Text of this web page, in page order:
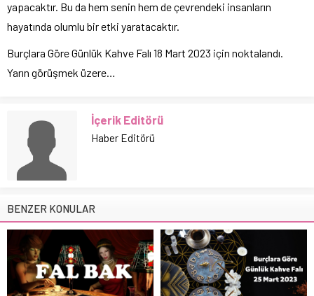
yapacaktır. Bu da hem senin hem de çevrendeki insanların
hayatında olumlu bir etki yaratacaktır.
Burçlara Göre Günlük Kahve Falı 18 Mart 2023 için noktalandı.
Yarın görüşmek üzere…
İçerik Editörü
Haber Editörü
BENZER KONULAR